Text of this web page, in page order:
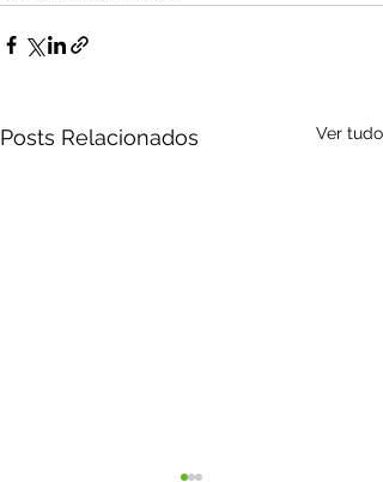
Posts Relacionados Ver tudo